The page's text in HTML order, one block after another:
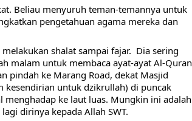
Beliau menyuruh teman-temannya untuk
pengetahuan agama mereka dan
shalat sampai fajar.  Dia sering
malam untuk membaca ayat-ayat Al-Quran
pindah ke Marang Road, dekat Masjid
kesendirian untuk dzikrullah) di puncak
menghadap ke laut luas. Mungkin ini adalah
dirinya kepada Allah SWT.